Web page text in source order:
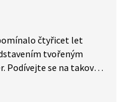
čtyřicet let
tvořeným
Podívejte se na takovou